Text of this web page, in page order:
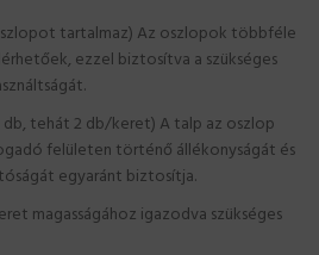
tartalmaz) Az oszlopok többféle
ezzel biztosítva a szükséges
db, tehát 2 db/keret) A talp az oszlop
felületen történő állékonyságát és
egyaránt biztosítja.
magasságához igazodva szükséges